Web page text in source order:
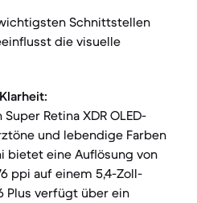
Schnittstellen
die visuelle
Retina XDR OLED-
und lebendige Farben
bietet eine Auflösung von
ppi auf einem 5,4-Zoll-
Plus verfügt über ein